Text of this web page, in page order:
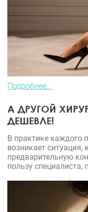
Подробнее...
А ДРУГОЙ
ДЕШЕВЛЕ!
В практике каждого
возникает ситуация,
предварительную
пользу специалиста,